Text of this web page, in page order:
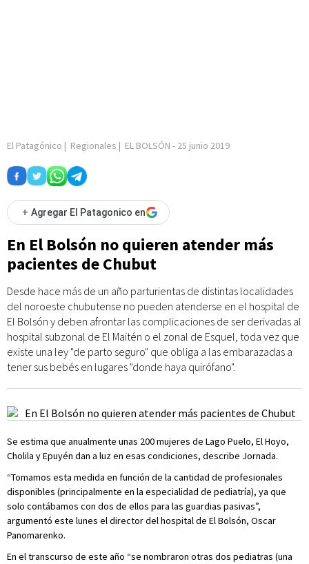
El Patagónico | Regionales | EL BOLSÓN - 25 junio 2019
+ Agregar El Patagonico en
En El Bolsón no quieren atender más
pacientes de Chubut
Desde hace más de un año parturientas de distintas localidades
del noroeste chubutense no pueden atenderse en el hospital de
El Bolsón y deben afrontar las complicaciones de ser derivadas al
hospital subzonal de El Maitén o el zonal de Esquel, toda vez que
existe una ley "de parto seguro" que obliga a las embarazadas a
tener sus bebés en lugares "donde haya quirófano".
Se estima que anualmente unas 200 mujeres de Lago Puelo, El Hoyo,
Cholila y Epuyén dan a luz en esas condiciones, describe Jornada.
“Tomamos esta medida en función de la cantidad de profesionales
disponibles (principalmente en la especialidad de pediatría), ya que
solo contábamos con dos de ellos para las guardias pasivas”,
argumentó este lunes el director del hospital de El Bolsón, Oscar
Panomarenko.
En el transcurso de este año “se nombraron otras dos pediatras (una